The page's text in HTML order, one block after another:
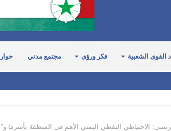
القوى الشعبية فكر ورؤى مجتمع مدني
الاحتياطي النفطي اليمني الأهم في المنطقة بأسرها